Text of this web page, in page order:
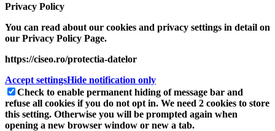
Privacy Policy
You can read about our cookies and privacy settings in detail on
our Privacy Policy Page.
https://ciseo.ro/protectia-datelor
Accept settingsHide notification only
Check to enable permanent hiding of message bar and
refuse all cookies if you do not opt in. We need 2 cookies to store
this setting. Otherwise you will be prompted again when
opening a new browser window or new a tab.